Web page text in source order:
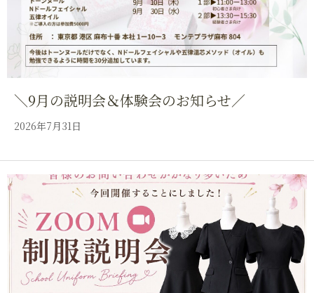
＼9月の説明会＆体験会のお知らせ／
2026年7月31日